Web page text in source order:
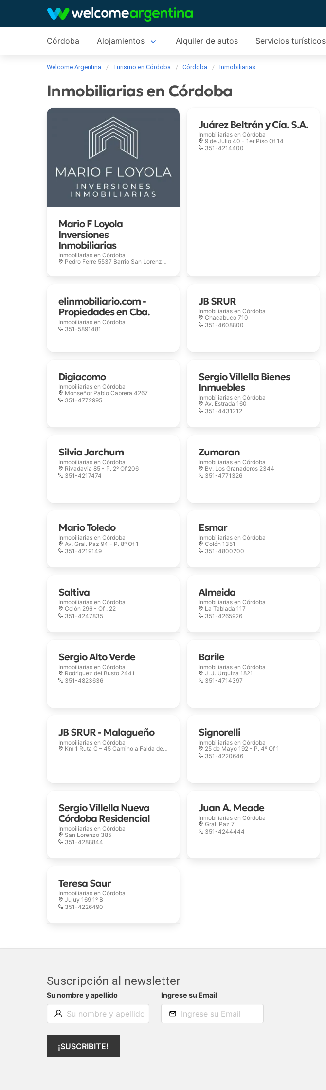
Córdoba Alojamientos Alquiler de autos Servicios turísticos
Welcome Argentina Turismo en Córdoba Córdoba Inmobiliarias
Inmobiliarias en Córdoba
Mario F Loyola
Inversiones
Inmobiliarias
Inmobiliarias en Córdoba
Pedro Ferre 5537 Barrio San Lorenzo Sud
Juárez Beltrán y Cía. S.A.
Inmobiliarias en Córdoba
9 de Julio 40 - 1er Piso Of 14
351-4214400
elinmobiliario.com -
Propiedades en Cba.
Inmobiliarias en Córdoba
351-5891481
JB SRUR
Inmobiliarias en Córdoba
Chacabuco 710
351-4608800
Digiacomo
Inmobiliarias en Córdoba
Monseñor Pablo Cabrera 4267
351-4772995
Sergio Villella Bienes
Inmuebles
Inmobiliarias en Córdoba
Av. Estrada 160
351-4431212
Silvia Jarchum
Inmobiliarias en Córdoba
Rivadavia 85 - P. 2º Of 206
351-4217474
Zumaran
Inmobiliarias en Córdoba
Bv. Los Granaderos 2344
351-4771326
Mario Toledo
Inmobiliarias en Córdoba
Av. Gral. Paz 94 - P. 8º Of 1
351-4219149
Esmar
Inmobiliarias en Córdoba
Colón 1351
351-4800200
Saltiva
Inmobiliarias en Córdoba
Colón 296 - Of . 22
351-4247835
Almeida
Inmobiliarias en Córdoba
La Tablada 117
351-4265926
Sergio Alto Verde
Inmobiliarias en Córdoba
Rodriguez del Busto 2441
351-4823636
Barile
Inmobiliarias en Córdoba
J. J. Urquiza 1821
351-4714397
JB SRUR - Malagueño
Inmobiliarias en Córdoba
Km 1 Ruta C – 45 Camino a Falda del Carmen
Signorelli
Inmobiliarias en Córdoba
25 de Mayo 192 - P. 4º Of 1
351-4220646
Sergio Villella Nueva
Córdoba Residencial
Inmobiliarias en Córdoba
San Lorenzo 385
351-4288844
Juan A. Meade
Inmobiliarias en Córdoba
Gral. Paz 7
351-4244444
Teresa Saur
Inmobiliarias en Córdoba
Jujuy 169 1º B
351-4226490
Suscripción al newsletter
Su nombre y apellido Ingrese su Email
¡SUSCRIBITE!